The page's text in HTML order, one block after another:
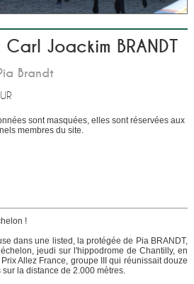
Carl Joackim BRANDT
Brandt
sont masquées, elles sont réservées aux
membres du site.
!
dans une listed, la protégée de Pia BRANDT,
jeudi sur l'hippodrome de Chantilly, en
Allez France, groupe III qui réunissait douze
la distance de 2.000 mètres.